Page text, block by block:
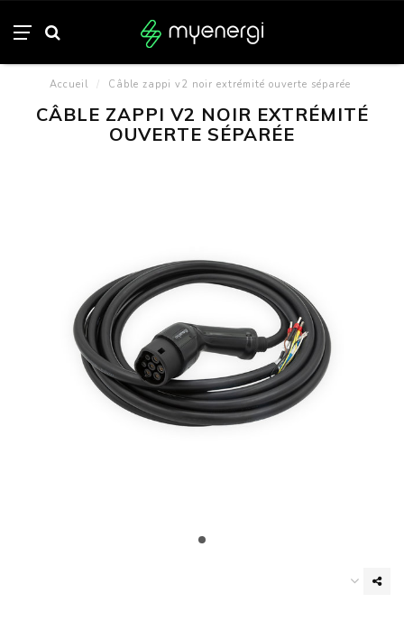
Accueil / Câble zappi v2 noir extrémité ouverte séparée
CÂBLE ZAPPI V2 NOIR EXTRÉMITÉ
OUVERTE SÉPARÉE